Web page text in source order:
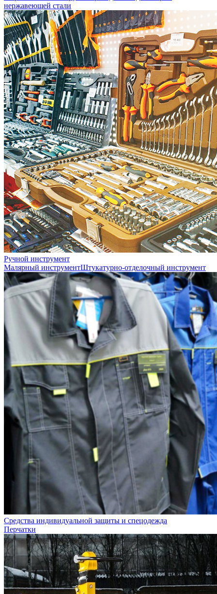
нержавеющей стали
Ручной инструмент
Малярный инструментШтукатурно-отделочный инструмент
Средства индивидуальной защиты и спецодежда
Перчатки